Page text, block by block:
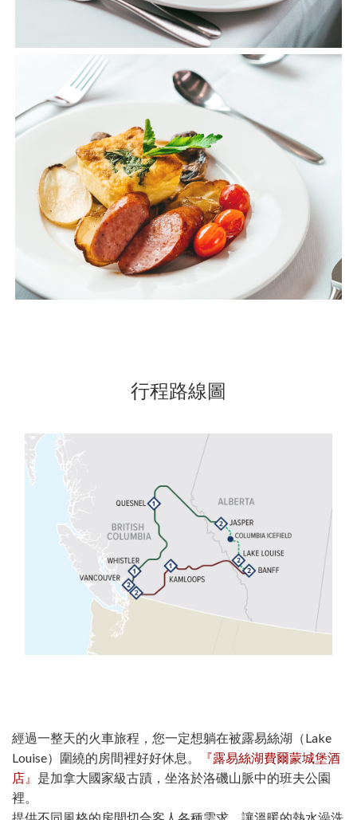
行程路線圖
經過一整天的火車旅程，您一定想躺在被露易絲湖（Lake
Louise）圍繞的房間裡好好休息。
『露易絲湖費爾蒙城堡酒
店』 是加拿大國家級古蹟，坐洛於洛磯山脈中的班夫公園
裡。